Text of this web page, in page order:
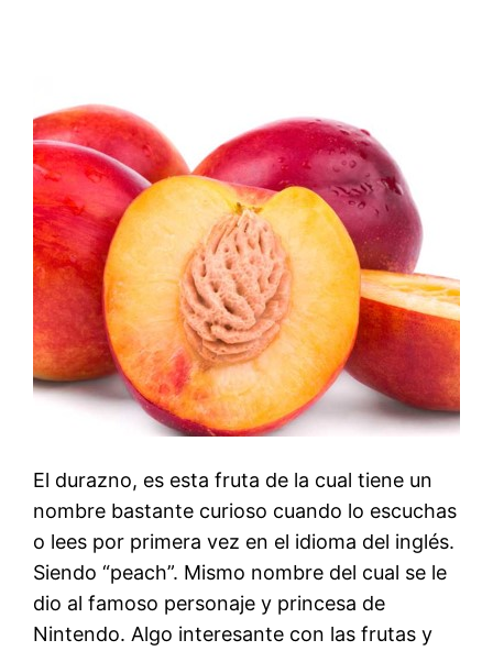
El durazno, es esta fruta de la cual tiene un
nombre bastante curioso cuando lo escuchas
o lees por primera vez en el idioma del inglés.
Siendo “peach”. Mismo nombre del cual se le
dio al famoso personaje y princesa de
Nintendo. Algo interesante con las frutas y